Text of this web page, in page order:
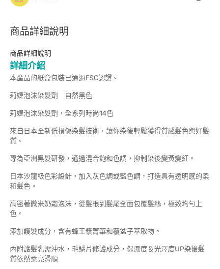
商品詳細說明
商品詳細說明
詳細介紹
本產品的紙盒包裝已通過FSC認證。
莉婕泡沫染髮劑 自然黑色
莉婕泡沫染髮劑，全系列時尚14色
來自日本全新低損傷染髮技術，讓你染後輕鬆獲得質感髮色與好髮
質。
專為亞洲黑髮研發，通過混合飽和色調，抑制染後變黃變紅。
日本沙龍級色彩設計，加入灰色調或藍色調，打造具有透明感的柔
和髮色。
高密著微米奶霜泡沫，從髮根到髮尾全面包覆髮絲，極致均勻上
色。
添加護髮成分，含有蜂王漿菁華和覆盆子萃取物。
內附護髮乳需沖水，毛鱗片修護成分，保濕度＆光澤度UP染後髮
質依然柔亮滑順